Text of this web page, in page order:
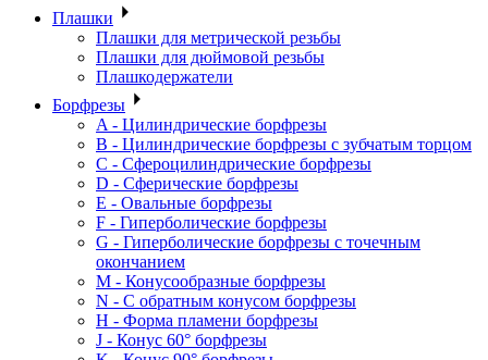
Плашки
Плашки для метрической резьбы
Плашки для дюймовой резьбы
Плашкодержатели
Борфрезы
A - Цилиндрические борфрезы
B - Цилиндрические борфрезы с зубчатым торцом
C - Сфероцилиндрические борфрезы
D - Сферические борфрезы
E - Овальные борфрезы
F - Гиперболические борфрезы
G - Гиперболические борфрезы с точечным
окончанием
M - Конусообразные борфрезы
N - С обратным конусом борфрезы
H - Форма пламени борфрезы
J - Конус 60° борфрезы